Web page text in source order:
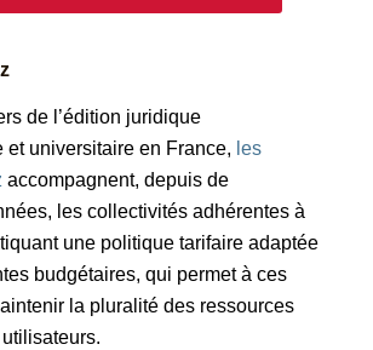
de l’édition juridique
et universitaire en France, les
accompagnent, depuis de
les collectivités adhérentes à
une politique tarifaire adaptée
budgétaires, qui permet à ces
la pluralité des ressources